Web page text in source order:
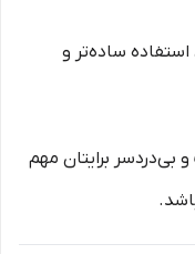
ساده‌تر و
بی‌دردسر برایتان مهم